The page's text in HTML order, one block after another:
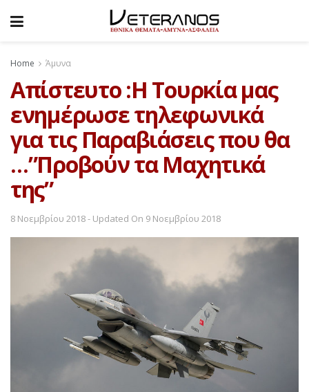
Home Άμυνα
Απίστευτο :Η Τουρκία μας
ενημέρωσε τηλεφωνικά
για τις Παραβιάσεις που θα
…”Προβούν τα Μαχητικά
της”
8 Νοεμβρίου 2018 - Updated On 9 Νοεμβρίου 2018